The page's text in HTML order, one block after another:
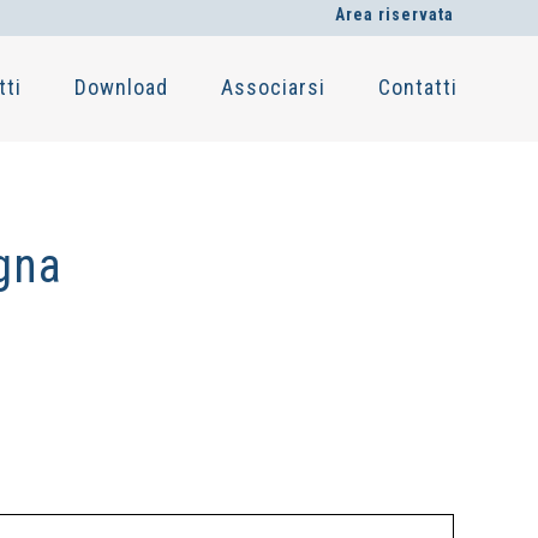
Area riservata
Download Associarsi Contatti